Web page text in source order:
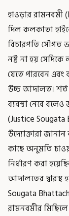
হাওড়ার রামনবমী
দিল কলকাতা
বিচারপতি সৌগত
নষ্ট না হয়
যেতে পারবেন এবং
উচ্চ আদালত।
ব্যবস্থা নেবে
(Justice Sougata
উদ্যোক্তারা
কাছে অনুমতি
নির্ধারণ করা
আদালতের দ্বারস্থ
Sougata
রামনবমীর